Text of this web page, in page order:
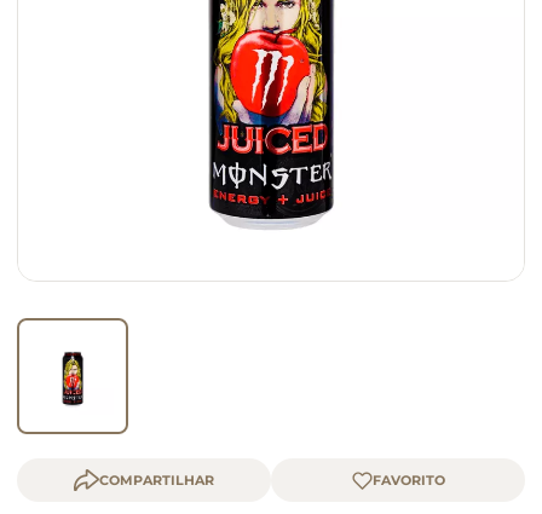
COMPARTILHAR